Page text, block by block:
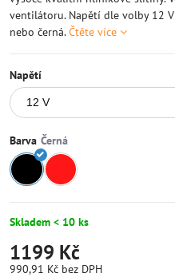
ventilátoru. Napětí dle volby 12
nebo černá.Čtěte více
Napětí
Barva
Skladem < 10 ks
1199 Kč
990,91 Kč bez DPH